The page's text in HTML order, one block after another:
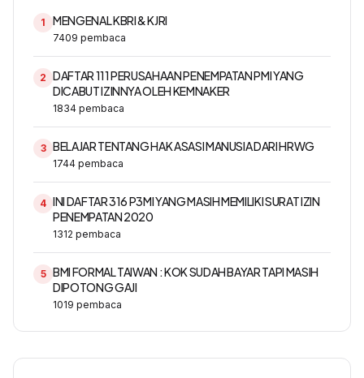
1 MENGENAL KBRI & KJRI
7409 pembaca
2 DAFTAR 111 PERUSAHAAN PENEMPATAN PMI YANG
DICABUT IZINNYA OLEH KEMNAKER
1834 pembaca
3 BELAJAR TENTANG HAK ASASI MANUSIA DARI HRWG
1744 pembaca
4 INI DAFTAR 316 P3MI YANG MASIH MEMILIKI SURAT IZIN
PENEMPATAN 2020
1312 pembaca
5 BMI FORMAL TAIWAN : KOK SUDAH BAYAR TAPI MASIH
DIPOTONG GAJI
1019 pembaca